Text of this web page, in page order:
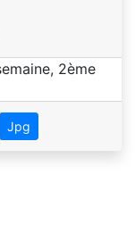
Jpg